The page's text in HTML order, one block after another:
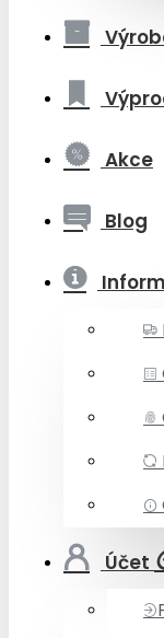
Akce
Blog
Účet